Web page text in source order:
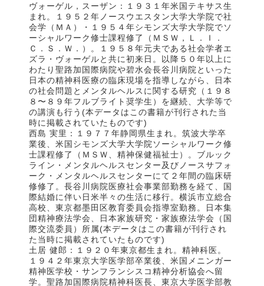
ヴォーゲル，スーザン：１９３１年米国テキサス生
まれ。１９５２年ノースウエスタン大学大学院で社
会学（ＭＡ）・１９５４年シモンズ大学大学院でソ
ーシャルワーク修士課程修了（ＭＳＷ，Ｌ．Ｉ．
Ｃ．Ｓ．Ｗ．）。１９５８年元夫である社会学者エ
ズラ・ヴォーゲルと共に初来日。以降５０年以上に
わたり聖路加国際病院や碧水会長谷川病院といった
日本の精神科医療の臨床現場を指導しながら、日本
の社会問題とメンタルヘルスに関する研究（１９８
８〜８９年フルブライト奨学生）を継続、大学等で
の講演も行う(本データはこの書籍が刊行された当
時に掲載されていたものです)
西島 実里：１９７７年静岡県生まれ。筑波大学卒
業後、米国シモンズ大学大学院ソーシャルワーク修
士課程修了（ＭＳＷ、精神保健福祉士）。ブルック
ライン・メンタルヘルスセンター及びノースサフォ
ーク・メンタルヘルスセンターにて２年間の臨床研
修修了。長谷川病院医療社会事業部勤務を経て、国
際結婚に伴い日米半々の生活に移行。横浜市立総合
高校、東京都墨田区教育委員会指導室勤務。日本集
団精神療法学会、日本家族研究・家族療法学会（国
際交流委員）所属(本データはこの書籍が刊行され
た当時に掲載されていたものです)
土居 健郎：１９２０年東京都生まれ。精神科医。
１９４２年東京大学医学部卒業後、米国メニンガー
精神医学校・サンフランシスコ精神分析協会へ留
学。聖路加国際病院精神科医長、東京大学医学部教